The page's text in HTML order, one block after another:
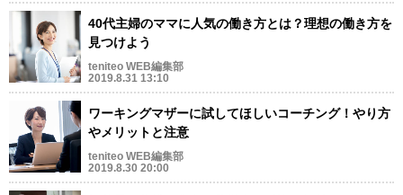
40代主婦のママに人気の働き方とは？理想の働き方を
見つけよう
teniteo WEB編集部
2019.8.31 13:10
ワーキングマザーに試してほしいコーチング！やり方
やメリットと注意
teniteo WEB編集部
2019.8.30 20:00